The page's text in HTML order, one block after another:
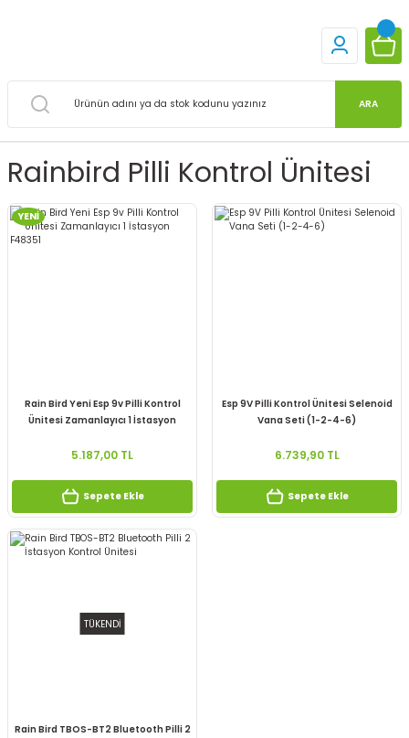
ARA
Rainbird Pilli Kontrol Ünitesi
YENİ
Rain Bird Yeni Esp 9v Pilli Kontrol
Ünitesi Zamanlayıcı 1 İstasyon
5.187,00 TL
Sepete Ekle
Esp 9V Pilli Kontrol Ünitesi Selenoid
Vana Seti (1-2-4-6)
6.739,90 TL
Sepete Ekle
TÜKENDİ
Rain Bird TBOS-BT2 Bluetooth Pilli 2